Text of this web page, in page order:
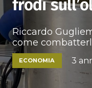
frodi
Riccardo
come
ECONOMIA 3